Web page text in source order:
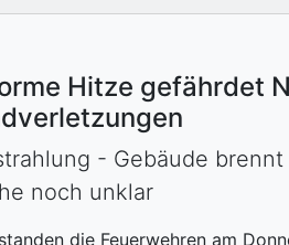
Hitze gefährdet
- Gebäude
noch unklar
die Feuerwehren am